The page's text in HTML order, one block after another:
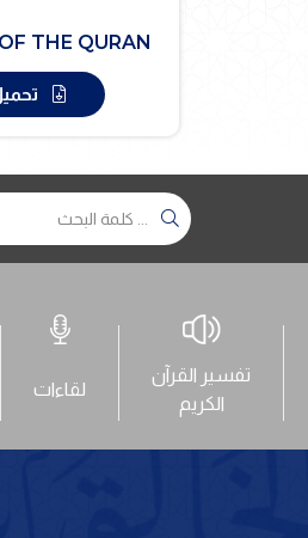
THE QURAN
تفسير القرآن
الكريم
لقاءات